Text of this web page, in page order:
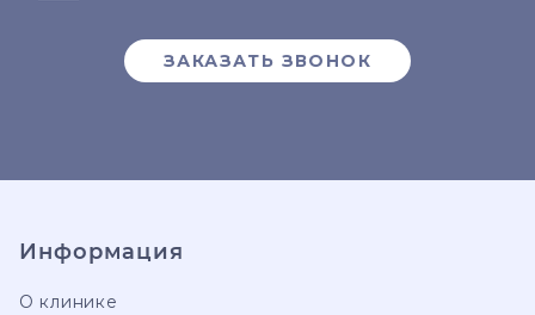
ЗАКАЗАТЬ ЗВОНОК
Информация
О клинике